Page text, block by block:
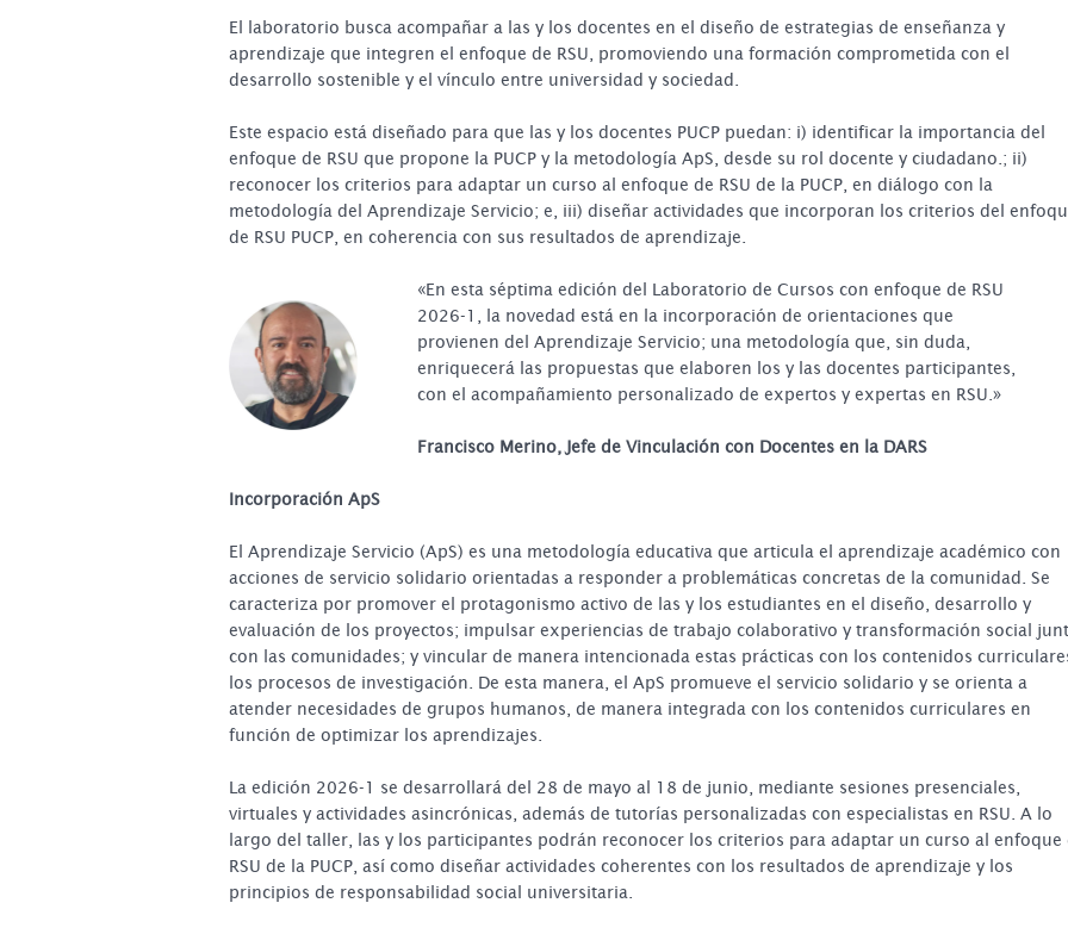
El laboratorio busca acompañar a las y los docentes en el diseño de estrategias de enseñanza y
aprendizaje que integren el enfoque de RSU, promoviendo una formación comprometida con el
desarrollo sostenible y el vínculo entre universidad y sociedad.
Este espacio está diseñado para que las y los docentes PUCP puedan: i) identificar la importancia del
enfoque de RSU que propone la PUCP y la metodología ApS, desde su rol docente y ciudadano.; ii)
reconocer los criterios para adaptar un curso al enfoque de RSU de la PUCP, en diálogo con la
metodología del Aprendizaje Servicio; e, iii) diseñar actividades que incorporan los criterios del
de RSU PUCP, en coherencia con sus resultados de aprendizaje.
«En esta séptima edición del Laboratorio de Cursos con enfoque de RSU
2026-1, la novedad está en la incorporación de orientaciones que
provienen del Aprendizaje Servicio; una metodología que, sin duda,
enriquecerá las propuestas que elaboren los y las docentes participantes,
con el acompañamiento personalizado de expertos y expertas en RSU.»
Francisco Merino, Jefe de Vinculación con Docentes en la DARS
Incorporación ApS
El Aprendizaje Servicio (ApS) es una metodología educativa que articula el aprendizaje académico con
acciones de servicio solidario orientadas a responder a problemáticas concretas de la comunidad. Se
caracteriza por promover el protagonismo activo de las y los estudiantes en el diseño, desarrollo y
evaluación de los proyectos; impulsar experiencias de trabajo colaborativo y transformación social
con las comunidades; y vincular de manera intencionada estas prácticas con los contenidos
los procesos de investigación. De esta manera, el ApS promueve el servicio solidario y se orienta a
atender necesidades de grupos humanos, de manera integrada con los contenidos curriculares en
función de optimizar los aprendizajes.
La edición 2026-1 se desarrollará del 28 de mayo al 18 de junio, mediante sesiones presenciales,
virtuales y actividades asincrónicas, además de tutorías personalizadas con especialistas en RSU. A lo
largo del taller, las y los participantes podrán reconocer los criterios para adaptar un curso al enfoque
RSU de la PUCP, así como diseñar actividades coherentes con los resultados de aprendizaje y los
principios de responsabilidad social universitaria.